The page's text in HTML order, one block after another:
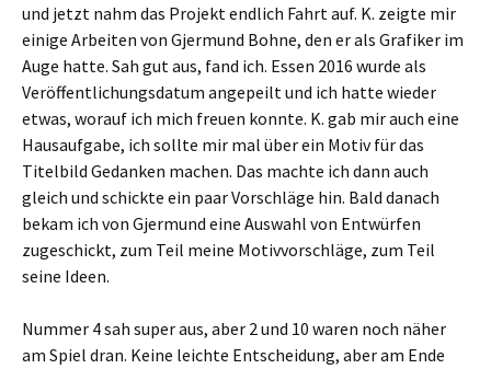
und jetzt nahm das Projekt endlich Fahrt auf. K. zeigte mir
einige Arbeiten von Gjermund Bohne, den er als Grafiker im
Auge hatte. Sah gut aus, fand ich. Essen 2016 wurde als
Veröffentlichungsdatum angepeilt und ich hatte wieder
etwas, worauf ich mich freuen konnte. K. gab mir auch eine
Hausaufgabe, ich sollte mir mal über ein Motiv für das
Titelbild Gedanken machen. Das machte ich dann auch
gleich und schickte ein paar Vorschläge hin. Bald danach
bekam ich von Gjermund eine Auswahl von Entwürfen
zugeschickt, zum Teil meine Motivvorschläge, zum Teil
seine Ideen.
Nummer 4 sah super aus, aber 2 und 10 waren noch näher
am Spiel dran. Keine leichte Entscheidung, aber am Ende